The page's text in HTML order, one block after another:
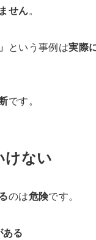
せん。
という事例は実際
です。
けない
のは危険です。
る